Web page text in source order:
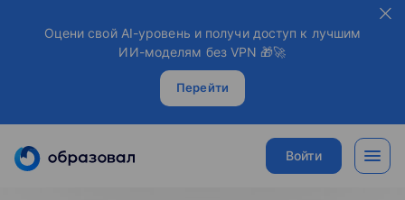
Оцени свой AI-уровень и получи доступ к лучшим
ИИ-моделям без VPN 🎁🚀
Перейти
Войти